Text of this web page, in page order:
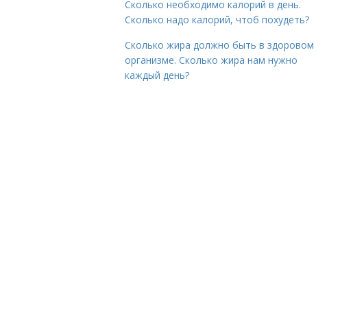
Сколько необходимо калорий в день.
Сколько надо калорий, чтоб похудеть?
Сколько жира должно быть в здоровом
организме. Сколько жира нам нужно
каждый день?